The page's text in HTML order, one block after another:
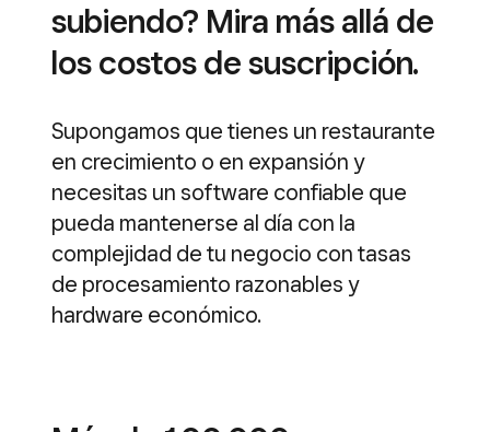
subiendo? Mira más allá de
los costos de suscripción.
Supongamos que tienes un restaurante
en crecimiento o en expansión y
necesitas un software confiable que
pueda mantenerse al día con la
complejidad de tu negocio con tasas
de procesamiento razonables y
hardware económico.